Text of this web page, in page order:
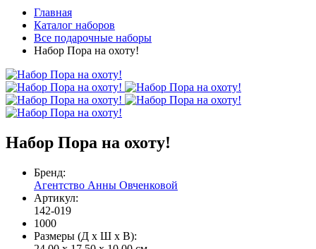
Главная
Каталог наборов
Все подарочные наборы
Набор Пора на охоту!
Набор Пора на охоту!
Бренд:
Агентство Анны Овченковой
Артикул:
142-019
1000
Размеры (Д x Ш x В):